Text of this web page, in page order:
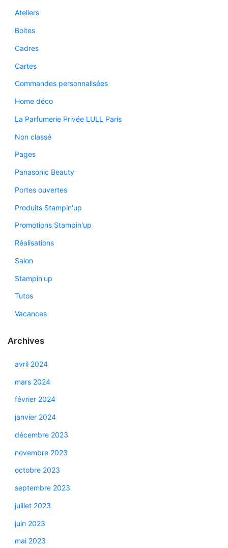
Ateliers
Boites
Cadres
Cartes
Commandes personnalisées
Home déco
La Parfumerie Privée LULL Paris
Non classé
Pages
Panasonic Beauty
Portes ouvertes
Produits Stampin'up
Promotions Stampin'up
Réalisations
Salon
Stampin'up
Tutos
Vacances
Archives
avril 2024
mars 2024
février 2024
janvier 2024
décembre 2023
novembre 2023
octobre 2023
septembre 2023
juillet 2023
juin 2023
mai 2023